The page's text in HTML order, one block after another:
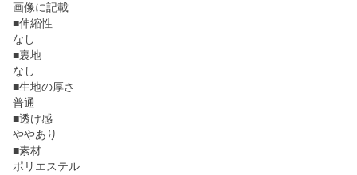
画像に記載
■伸縮性
なし
■裏地
なし
■生地の厚さ
普通
■透け感
ややあり
■素材
ポリエステル